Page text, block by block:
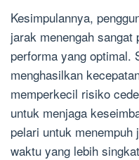
Kesimpulannya,
jarak menengah sangat
performa yang optimal.
menghasilkan
memperkecil risiko
untuk menjaga
pelari untuk
waktu yang lebih